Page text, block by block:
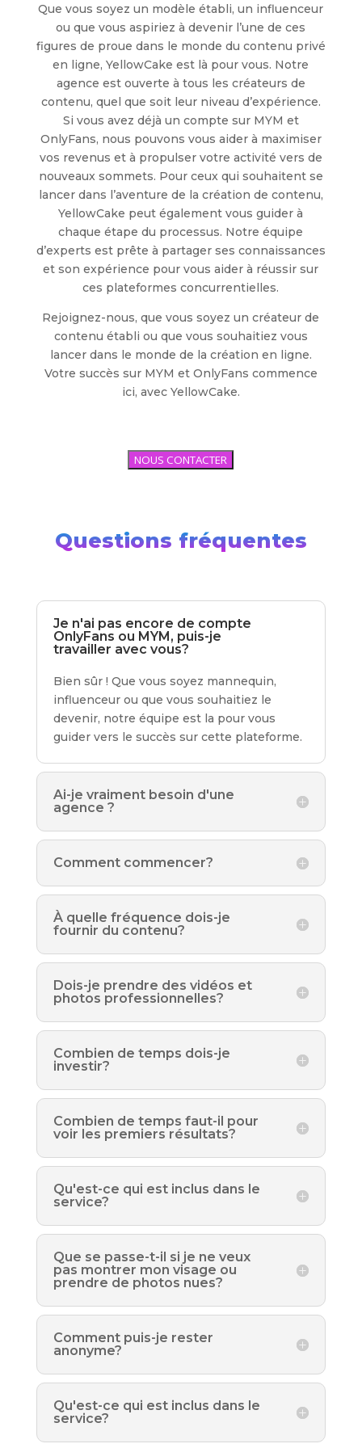
Que vous soyez un modèle établi, un influenceur
ou que vous aspiriez à devenir l’une de ces
figures de proue dans le monde du contenu privé
en ligne, YellowCake est là pour vous. Notre
agence est ouverte à tous les créateurs de
contenu, quel que soit leur niveau d’expérience.
Si vous avez déjà un compte sur MYM et
OnlyFans, nous pouvons vous aider à maximiser
vos revenus et à propulser votre activité vers de
nouveaux sommets. Pour ceux qui souhaitent se
lancer dans l’aventure de la création de contenu,
YellowCake peut également vous guider à
chaque étape du processus. Notre équipe
d’experts est prête à partager ses connaissances
et son expérience pour vous aider à réussir sur
ces plateformes concurrentielles.
Rejoignez-nous, que vous soyez un créateur de
contenu établi ou que vous souhaitiez vous
lancer dans le monde de la création en ligne.
Votre succès sur MYM et OnlyFans commence
ici, avec YellowCake.
NOUS CONTACTER
Questions fréquentes
Je n'ai pas encore de compte
OnlyFans ou MYM, puis-je
travailler avec vous?
Bien sûr ! Que vous soyez mannequin,
influenceur ou que vous souhaitiez le
devenir, notre équipe est la pour vous
guider vers le succès sur cette plateforme.
Ai-je vraiment besoin d'une
agence ?
Comment commencer?
À quelle fréquence dois-je
fournir du contenu?
Dois-je prendre des vidéos et
photos professionnelles?
Combien de temps dois-je
investir?
Combien de temps faut-il pour
voir les premiers résultats?
Qu'est-ce qui est inclus dans le
service?
Que se passe-t-il si je ne veux
pas montrer mon visage ou
prendre de photos nues?
Comment puis-je rester
anonyme?
Qu'est-ce qui est inclus dans le
service?